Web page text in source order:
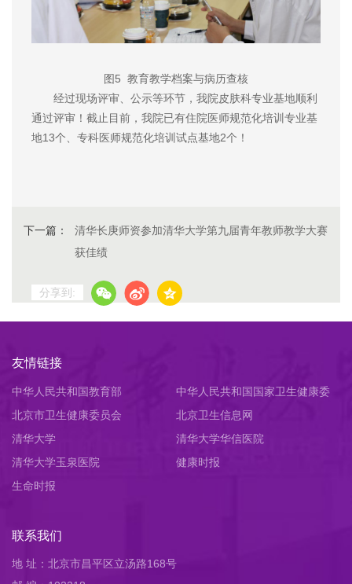
图5 教育教学档案与病历查核
经过现场评审、公示等环节，我院皮肤科专业基地顺利
通过评审！截止目前，我院已有住院医师规范化培训专业基
地13个、专科医师规范化培训试点基地2个！
下一篇：
清华长庚师资参加清华大学第九届青年教师教学大赛
获佳绩
分享到:
友情链接
中华人民共和国教育部
中华人民共和国国家卫生健康委
员会
北京市卫生健康委员会
北京卫生信息网
清华大学
清华大学华信医院
清华大学玉泉医院
健康时报
生命时报
联系我们
地 址：北京市昌平区立汤路168号